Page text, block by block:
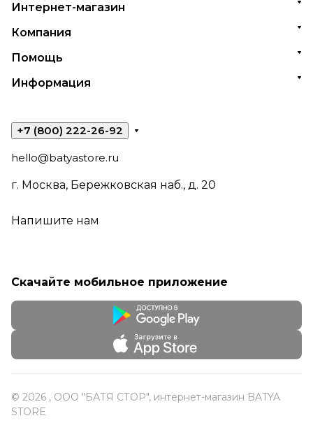
Интернет-магазин
Компания
Помощь
Информация
+7 (800) 222-26-92
hello@batyastore.ru
г. Москва, Бережковская наб., д. 20
Напишите нам
Скачайте мобильное приложение
© 2026 , ООО "БАТЯ СТОР", интернет-магазин BATYA
STORE